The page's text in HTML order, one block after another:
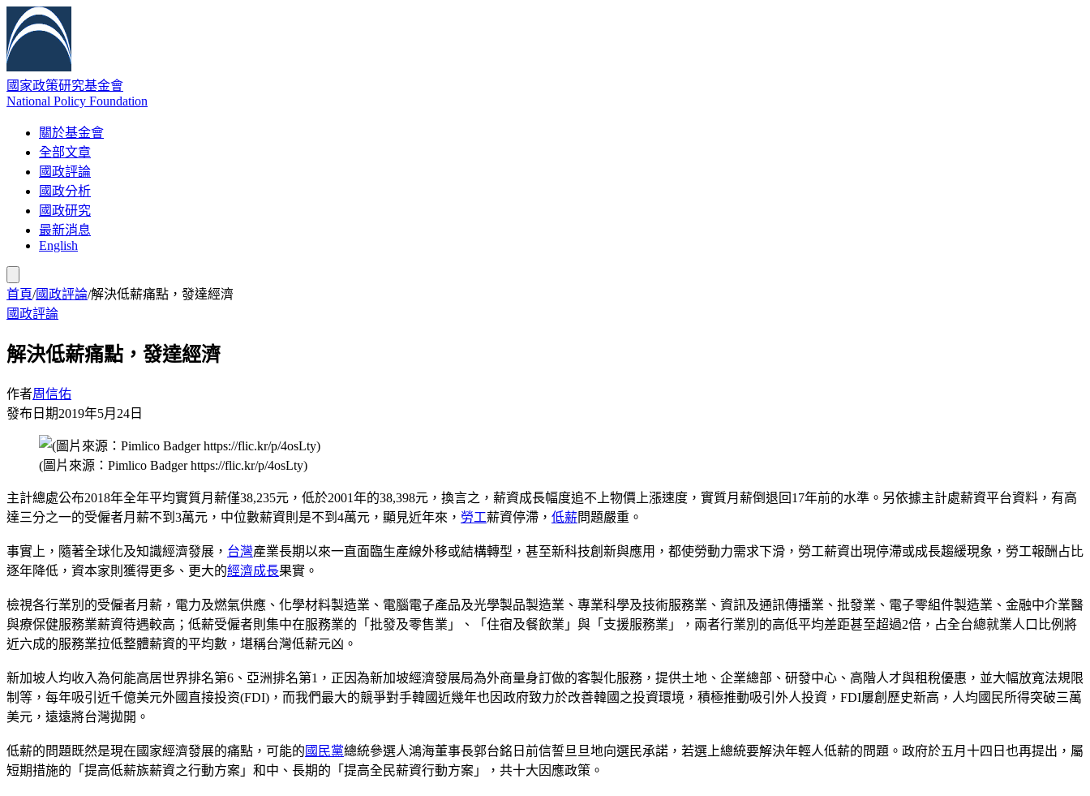
國家政策研究基金會
National Policy Foundation
關於基金會
全部文章
國政評論
國政分析
國政研究
最新消息
English
首頁/國政評論/解決低薪痛點，發達經濟
國政評論
解決低薪痛點，發達經濟
作者周信佑
發布日期2019年5月24日
(圖片來源：Pimlico Badger https://flic.kr/p/4osLty)
主計總處公布2018年全年平均實質月薪僅38,235元，低於2001年的38,398元，換言之，薪資成長幅度追不上物價上漲速度，實質月薪倒退回17年前的水準。另依據主計處薪資平台資料，有高
達三分之一的受僱者月薪不到3萬元，中位數薪資則是不到4萬元，顯見近年來， 勞工薪資停滯， 低薪問題嚴重。
事實上，隨著全球化及知識經濟發展， 台灣產業長期以來一直面臨生產線外移或結構轉型，甚至新科技創新與應用，都使勞動力需求下滑，勞工薪資出現停滯或成長趨緩現象，勞工報酬占比
逐年降低，資本家則獲得更多、更大的經濟成長果實。
檢視各行業別的受僱者月薪，電力及燃氣供應、化學材料製造業、電腦電子產品及光學製品製造業、專業科學及技術服務業、資訊及通訊傳播業、批發業、電子零組件製造業、金融中介業醫
與療保健服務業薪資待遇較高；低薪受僱者則集中在服務業的「批發及零售業」、「住宿及餐飲業」與「支援服務業」，兩者行業別的高低平均差距甚至超過2倍，占全台總就業人口比例將
近六成的服務業拉低整體薪資的平均數，堪稱台灣低薪元凶。
新加坡人均收入為何能高居世界排名第6、亞洲排名第1，正因為新加坡經濟發展局為外商量身訂做的客製化服務，提供土地、企業總部、研發中心、高階人才與租稅優惠，並大幅放寬法規限
制等，每年吸引近千億美元外國直接投资(FDI)，而我們最大的競爭對手韓國近幾年也因政府致力於改善韓國之投資環境，積極推動吸引外人投資，FDI屢創歷史新高，人均國民所得突破三萬
美元，遠遠將台灣拋開。
低薪的問題既然是現在國家經濟發展的痛點，可能的 國民黨總統參選人鴻海董事長郭台銘日前信誓旦旦地向選民承諾，若選上總統要解決年輕人低薪的問題。政府於五月十四日也再提出，屬
短期措施的「提高低薪族薪資之行動方案」和中、長期的「提高全民薪資行動方案」，共十大因應政策。